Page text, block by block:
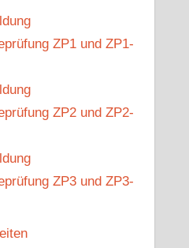
ZP1 und ZP1-
ZP2 und ZP2-
ZP3 und ZP3-